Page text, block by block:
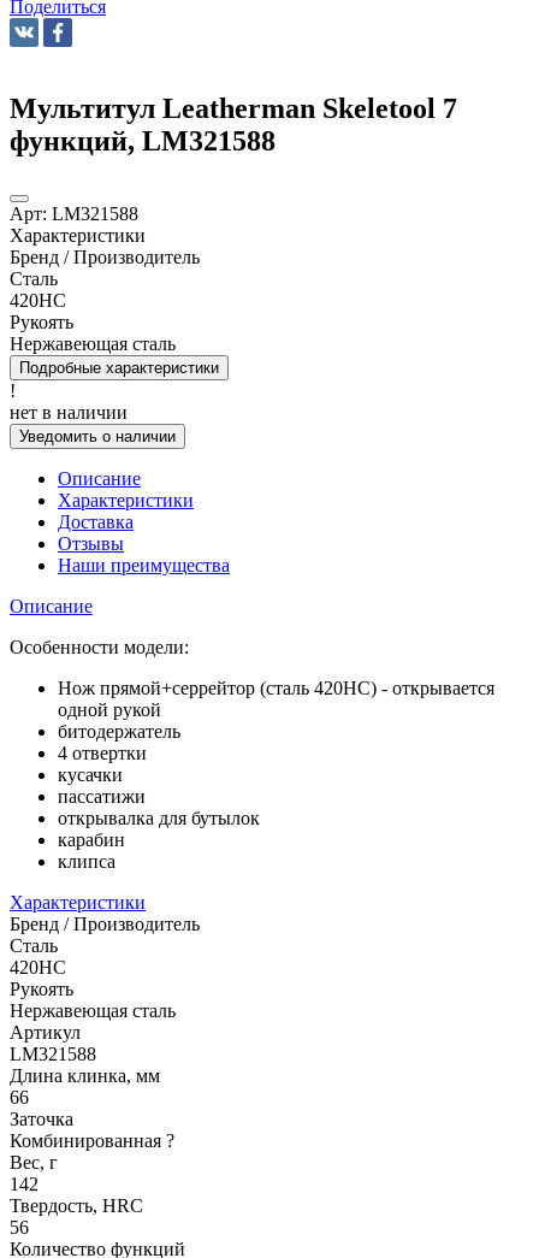
Поделиться
Мультитул Leatherman Skeletool 7
функций, LM321588
Арт: LM321588
Характеристики
Бренд / Производитель
Сталь
420HC
Рукоять
Нержавеющая сталь
Подробные характеристики
!
нет в наличии
Уведомить о наличии
Описание
Характеристики
Доставка
Отзывы
Наши преимущества
Описание
Особенности модели:
Нож прямой+серрейтор (сталь 420НС) - открывается
одной рукой
битодержатель
4 отвертки
кусачки
пассатижи
открывалка для бутылок
карабин
клипса
Характеристики
Бренд / Производитель
Сталь
420HC
Рукоять
Нержавеющая сталь
Артикул
LM321588
Длина клинка, мм
66
Заточка
Комбинированная ?
Вес, г
142
Твердость, HRC
56
Количество функций